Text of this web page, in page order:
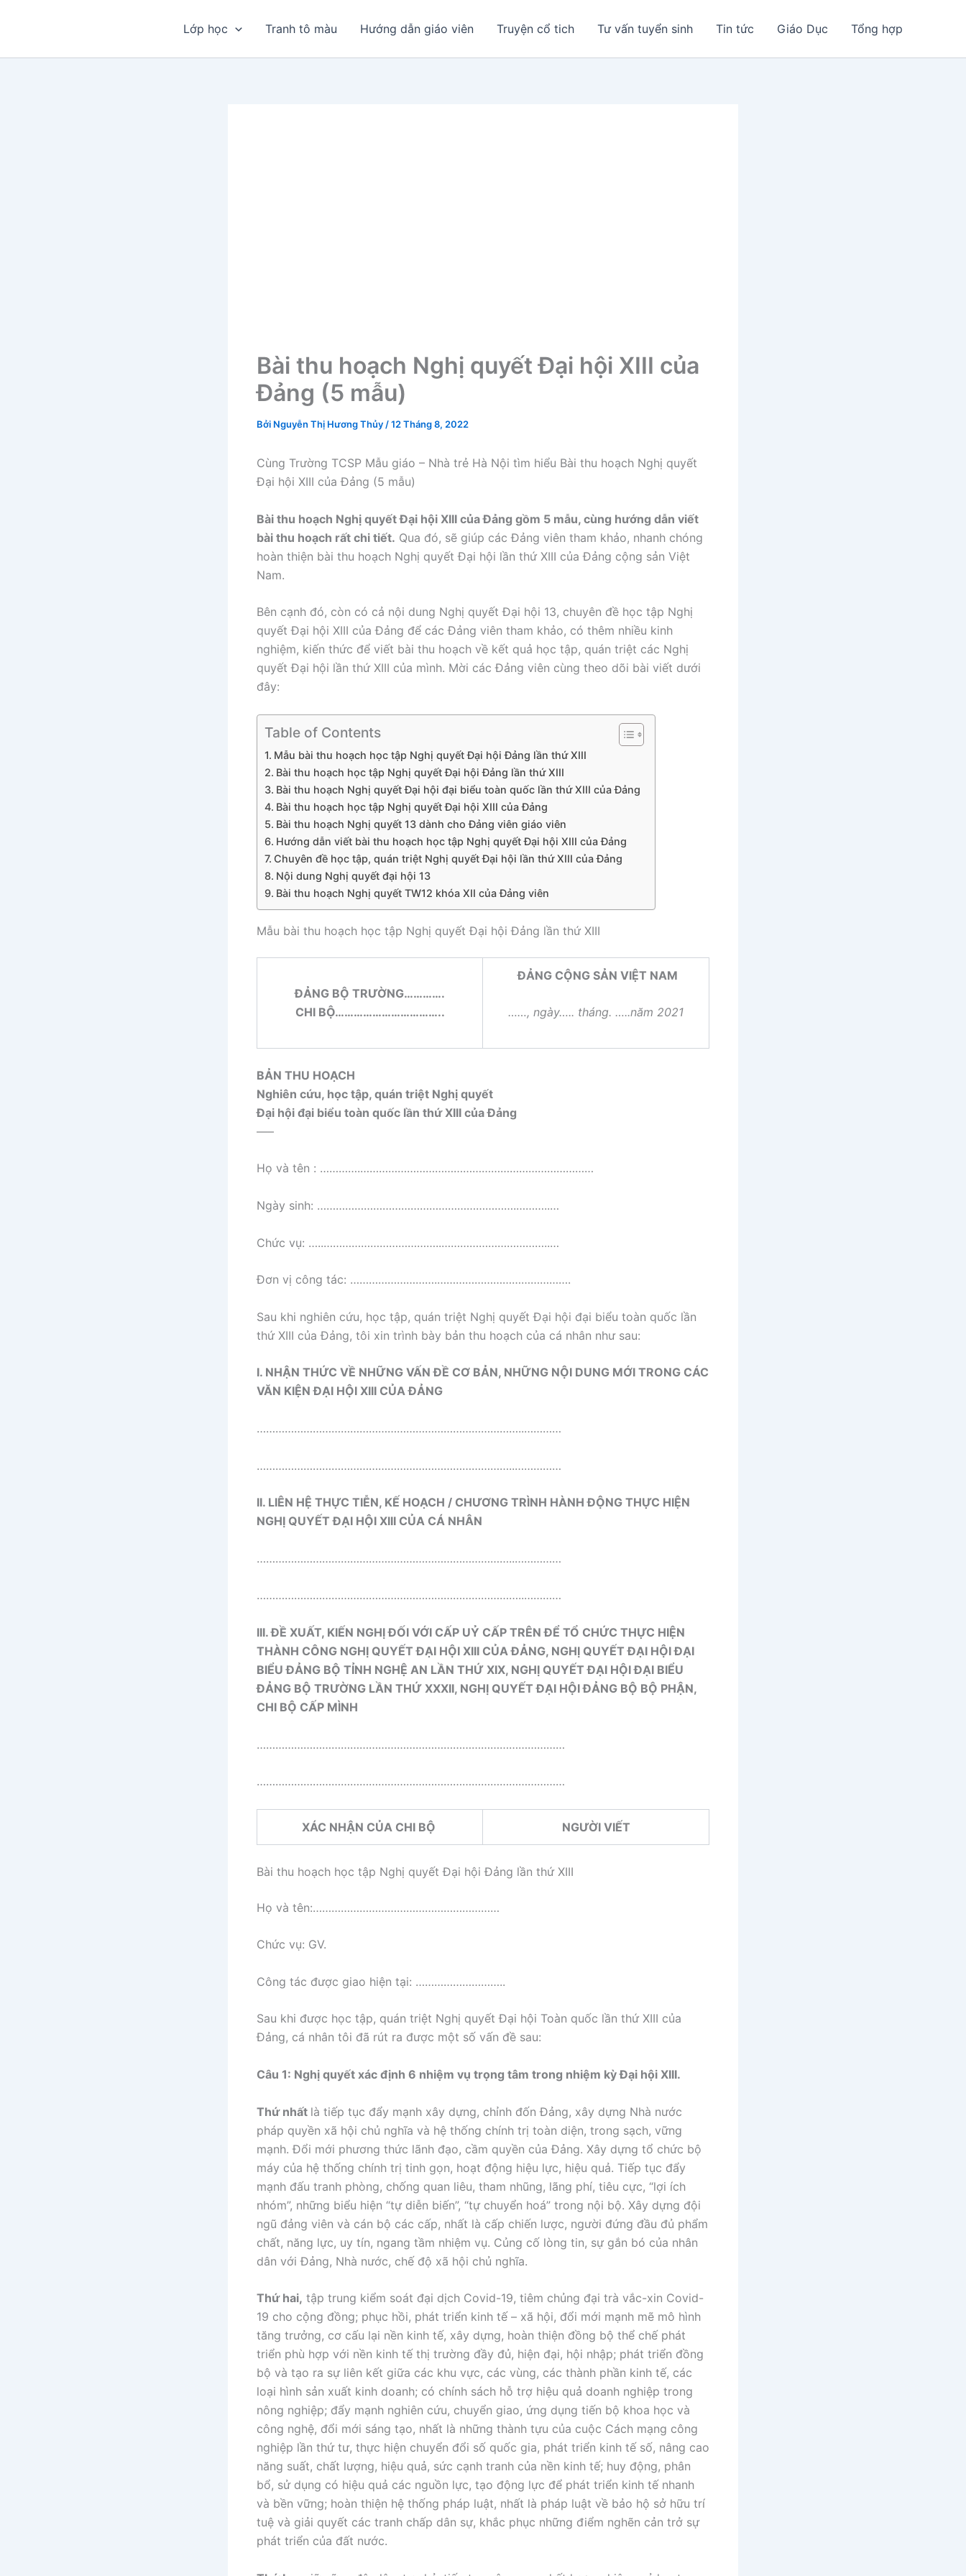
Lớp học Tranh tô màu Hướng dẫn giáo viên Truyện cổ tich Tư vấn tuyển sinh Tin tức Giáo Dục Tổng hợp
Bài thu hoạch Nghị quyết Đại hội XIII của
Đảng (5 mẫu)
Bởi Nguyễn Thị Hương Thủy /12 Tháng 8, 2022
Cùng Trường TCSP Mẫu giáo – Nhà trẻ Hà Nội tìm hiểu Bài thu hoạch Nghị quyết
Đại hội XIII của Đảng (5 mẫu)
Bài thu hoạch Nghị quyết Đại hội XIII của Đảng gồm 5 mẫu, cùng hướng dẫn viết
bài thu hoạch rất chi tiết. Qua đó, sẽ giúp các Đảng viên tham khảo, nhanh chóng
hoàn thiện bài thu hoạch Nghị quyết Đại hội lần thứ XIII của Đảng cộng sản Việt
Nam.
Bên cạnh đó, còn có cả nội dung Nghị quyết Đại hội 13, chuyên đề học tập Nghị
quyết Đại hội XIII của Đảng để các Đảng viên tham khảo, có thêm nhiều kinh
nghiệm, kiến thức để viết bài thu hoạch về kết quả học tập, quán triệt các Nghị
quyết Đại hội lần thứ XIII của mình. Mời các Đảng viên cùng theo dõi bài viết dưới
đây:
Table of Contents
Mẫu bài thu hoạch học tập Nghị quyết Đại hội Đảng lần thứ XIII
Bài thu hoạch học tập Nghị quyết Đại hội Đảng lần thứ XIII
Bài thu hoạch Nghị quyết Đại hội đại biểu toàn quốc lần thứ XIII của Đảng
Bài thu hoạch học tập Nghị quyết Đại hội XIII của Đảng
Bài thu hoạch Nghị quyết 13 dành cho Đảng viên giáo viên
Hướng dẫn viết bài thu hoạch học tập Nghị quyết Đại hội XIII của Đảng
Chuyên đề học tập, quán triệt Nghị quyết Đại hội lần thứ XIII của Đảng
Nội dung Nghị quyết đại hội 13
Bài thu hoạch Nghị quyết TW12 khóa XII của Đảng viên
Mẫu bài thu hoạch học tập Nghị quyết Đại hội Đảng lần thứ XIII
ĐẢNG BỘ TRƯỜNG………….
CHI BỘ……………………………..
ĐẢNG CỘNG SẢN VIỆT NAM
……, ngày….. tháng. …..năm 2021
BẢN THU HOẠCH
Nghiên cứu, học tập, quán triệt Nghị quyết
Đại hội đại biểu toàn quốc lần thứ XIII của Đảng
—–
Họ và tên : ………….…………………………………………………………………
Ngày sinh: ……………………………………………………….………..…
Chức vụ: …..………………………………..……………………………..…
Đơn vị công tác: ……………………….…………………………………….
Sau khi nghiên cứu, học tập, quán triệt Nghị quyết Đại hội đại biểu toàn quốc lần
thứ XIII của Đảng, tôi xin trình bày bản thu hoạch của cá nhân như sau:
I. NHẬN THỨC VỀ NHỮNG VẤN ĐỀ CƠ BẢN, NHỮNG NỘI DUNG MỚI TRONG CÁC
VĂN KIỆN ĐẠI HỘI XIII CỦA ĐẢNG
…………………………………………………………………………..…………
………………………………………………………………………..……………
II. LIÊN HỆ THỰC TIỄN, KẾ HOẠCH / CHƯƠNG TRÌNH HÀNH ĐỘNG THỰC HIỆN
NGHỊ QUYẾT ĐẠI HỘI XIII CỦA CÁ NHÂN
………………………………………………………………………..……………
…………………………………………………………………………..…………
III. ĐỀ XUẤT, KIẾN NGHỊ ĐỐI VỚI CẤP UỶ CẤP TRÊN ĐỂ TỔ CHỨC THỰC HIỆN
THÀNH CÔNG NGHỊ QUYẾT ĐẠI HỘI XIII CỦA ĐẢNG, NGHỊ QUYẾT ĐẠI HỘI ĐẠI
BIỂU ĐẢNG BỘ TỈNH NGHỆ AN LẦN THỨ XIX, NGHỊ QUYẾT ĐẠI HỘI ĐẠI BIỂU
ĐẢNG BỘ TRƯỜNG LẦN THỨ XXXII, NGHỊ QUYẾT ĐẠI HỘI ĐẢNG BỘ BỘ PHẬN,
CHI BỘ CẤP MÌNH
………………………………………………………………………………………
………………………………………………………………………………………
XÁC NHẬN CỦA CHI BỘ NGƯỜI VIẾT
Bài thu hoạch học tập Nghị quyết Đại hội Đảng lần thứ XIII
Họ và tên:……………………………………………………
Chức vụ: GV.
Công tác được giao hiện tại: ………………………..
Sau khi được học tập, quán triệt Nghị quyết Đại hội Toàn quốc lần thứ XIII của
Đảng, cá nhân tôi đã rút ra được một số vấn đề sau:
Câu 1: Nghị quyết xác định 6 nhiệm vụ trọng tâm trong nhiệm kỳ Đại hội XIII.
Thứ nhất là tiếp tục đẩy mạnh xây dựng, chỉnh đốn Đảng, xây dựng Nhà nước
pháp quyền xã hội chủ nghĩa và hệ thống chính trị toàn diện, trong sạch, vững
mạnh. Đổi mới phương thức lãnh đạo, cầm quyền của Đảng. Xây dựng tổ chức bộ
máy của hệ thống chính trị tinh gọn, hoạt động hiệu lực, hiệu quả. Tiếp tục đẩy
mạnh đấu tranh phòng, chống quan liêu, tham nhũng, lãng phí, tiêu cực, “lợi ích
nhóm”, những biểu hiện “tự diễn biến”, “tự chuyển hoá” trong nội bộ. Xây dựng đội
ngũ đảng viên và cán bộ các cấp, nhất là cấp chiến lược, người đứng đầu đủ phẩm
chất, năng lực, uy tín, ngang tầm nhiệm vụ. Củng cố lòng tin, sự gắn bó của nhân
dân với Đảng, Nhà nước, chế độ xã hội chủ nghĩa.
Thứ hai, tập trung kiểm soát đại dịch Covid-19, tiêm chủng đại trà vắc-xin Covid-
19 cho cộng đồng; phục hồi, phát triển kinh tế – xã hội, đổi mới mạnh mẽ mô hình
tăng trưởng, cơ cấu lại nền kinh tế, xây dựng, hoàn thiện đồng bộ thể chế phát
triển phù hợp với nền kinh tế thị trường đầy đủ, hiện đại, hội nhập; phát triển đồng
bộ và tạo ra sự liên kết giữa các khu vực, các vùng, các thành phần kinh tế, các
loại hình sản xuất kinh doanh; có chính sách hỗ trợ hiệu quả doanh nghiệp trong
nông nghiệp; đẩy mạnh nghiên cứu, chuyển giao, ứng dụng tiến bộ khoa học và
công nghệ, đổi mới sáng tạo, nhất là những thành tựu của cuộc Cách mạng công
nghiệp lần thứ tư, thực hiện chuyển đổi số quốc gia, phát triển kinh tế số, nâng cao
năng suất, chất lượng, hiệu quả, sức cạnh tranh của nền kinh tế; huy động, phân
bổ, sử dụng có hiệu quả các nguồn lực, tạo động lực để phát triển kinh tế nhanh
và bền vững; hoàn thiện hệ thống pháp luật, nhất là pháp luật về bảo hộ sở hữu trí
tuệ và giải quyết các tranh chấp dân sự, khắc phục những điểm nghẽn cản trở sự
phát triển của đất nước.